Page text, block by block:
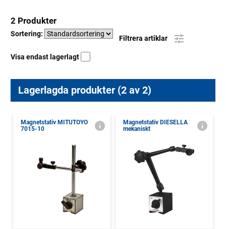
2 Produkter
Sortering:
Filtrera artiklar
Visa endast lagerlagt
Lagerlagda produkter (2 av 2)
Magnetstativ MITUTOYO
7015-10
Magnetstativ DIESELLA
mekaniskt